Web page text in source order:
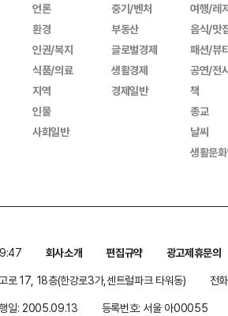
언론
환경
인권/복지
식품/의료
지역
인물
사회일반
중기/벤처
부동산
글로벌경제
생활경제
경제일반
여행/레
음식/맛
패션/뷰
공연/전
책
종교
날씨
생활문
회사소개 편집규약
광고제휴문의
로 17, 18층(한강로3가,센트럴파크 타워동)
전
일: 2005.09.13 등록번호: 서울 아00055